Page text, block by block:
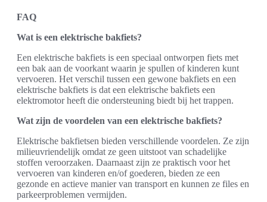
FAQ
Wat is een elektrische bakfiets?
Een elektrische bakfiets is een speciaal ontworpen fiets met
een bak aan de voorkant waarin je spullen of kinderen kunt
vervoeren. Het verschil tussen een gewone bakfiets en een
elektrische bakfiets is dat een elektrische bakfiets een
elektromotor heeft die ondersteuning biedt bij het trappen.
Wat zijn de voordelen van een elektrische bakfiets?
Elektrische bakfietsen bieden verschillende voordelen. Ze zijn
milieuvriendelijk omdat ze geen uitstoot van schadelijke
stoffen veroorzaken. Daarnaast zijn ze praktisch voor het
vervoeren van kinderen en/of goederen, bieden ze een
gezonde en actieve manier van transport en kunnen ze files en
parkeerproblemen vermijden.